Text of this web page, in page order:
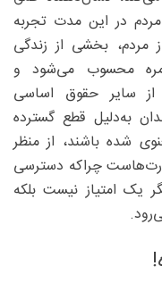
در این مدت تجربه
مردم، بخشی از زندگی
محسوب می‌شود و
سایر حقوق اساسی
به‌دلیل قطع گسترده
شده باشند، از منظر
چراکه دسترسی
یک امتیاز نیست بلکه